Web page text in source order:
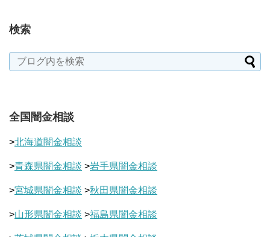
検索
全国闇金相談
>北海道闇金相談
>青森県闇金相談 >岩手県闇金相談
>宮城県闇金相談 >秋田県闇金相談
>山形県闇金相談 >福島県闇金相談